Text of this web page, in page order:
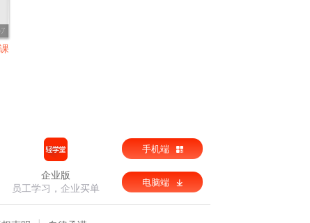
课
企业版
员工学习，企业买单
手机端
电脑端